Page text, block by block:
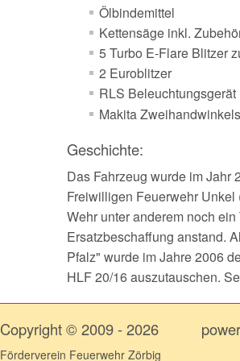
Ölbindemittel
Kettensäge inkl.
5 Turbo E-Flare Blitzer
2 Euroblitzer
RLS Beleuchtungsgerät
Makita
Geschichte:
Das Fahrzeug wurde im Jahr
Freiwilligen Feuerwehr
Wehr unter anderem noch
Ersatzbeschaffung anstand.
Pfalz" wurde im Jahre 2006
HLF 20/16 auszutauschen.
Copyright © 2009 - 2026
Förderverein Feuerwehr Zörbig